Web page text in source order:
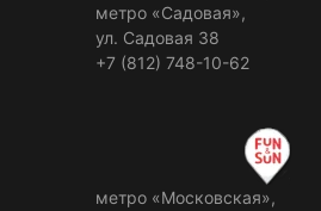
метро «Садовая»,
ул. Садовая 38
+7 (812) 748-10-62
метро «Московская»,